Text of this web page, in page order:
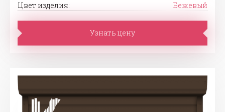
Цвет изделия:
Бежевый
Узнать цену